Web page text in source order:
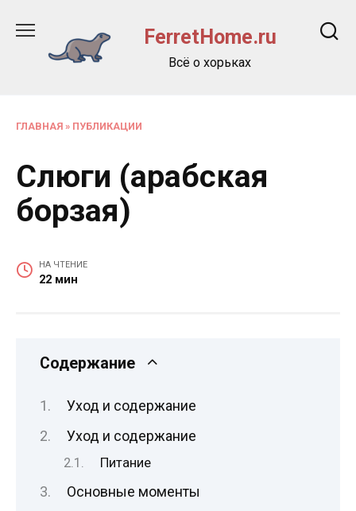
содержанию
FerretHome.ru
Всё о хорьках
ГЛАВНАЯ » ПУБЛИКАЦИИ
Слюги (арабская
борзая)
НА ЧТЕНИЕ
22 мин
Содержание
Уход и содержание
Уход и содержание
Питание
Основные моменты